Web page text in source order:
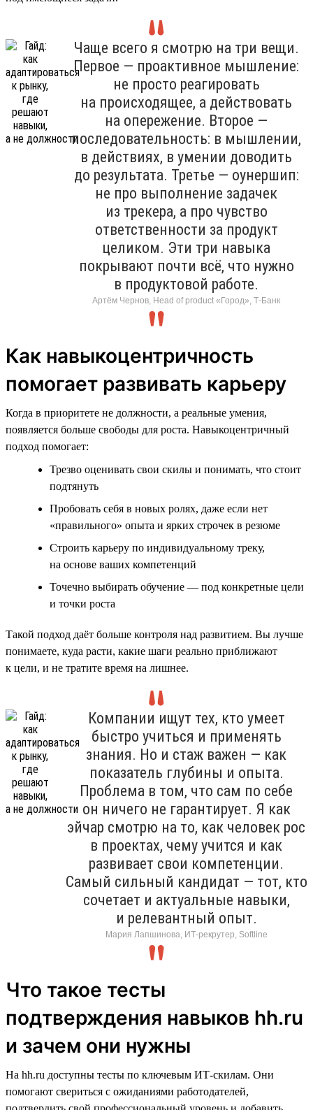
Чаще всего я смотрю на три вещи.
Первое — проактивное мышление:
не просто реагировать
на происходящее, а действовать
на опережение. Второе —
последовательность: в мышлении,
в действиях, в умении доводить
до результата. Третье — оунершип:
не про выполнение задачек
из трекера, а про чувство
ответственности за продукт
целиком. Эти три навыка
покрывают почти всё, что нужно
в продуктовой работе.
Артём Чернов, Head of product «Город», Т-Банк
Как навыкоцентричность
помогает развивать карьеру
Когда в приоритете не должности, а реальные умения,
появляется больше свободы для роста. Навыкоцентричный
подход помогает:
Трезво оценивать свои скилы и понимать, что стоит
подтянуть
Пробовать себя в новых ролях, даже если нет
«правильного» опыта и ярких строчек в резюме
Строить карьеру по индивидуальному треку,
на основе ваших компетенций
Точечно выбирать обучение — под конкретные цели
и точки роста
Такой подход даёт больше контроля над развитием. Вы лучше
понимаете, куда расти, какие шаги реально приближают
к цели, и не тратите время на лишнее.
Компании ищут тех, кто умеет
быстро учиться и применять
знания. Но и стаж важен — как
показатель глубины и опыта.
Проблема в том, что сам по себе
он ничего не гарантирует. Я как
эйчар смотрю на то, как человек рос
в проектах, чему учится и как
развивает свои компетенции.
Самый сильный кандидат — тот, кто
сочетает и актуальные навыки,
и релевантный опыт.
Мария Лапшинова, ИТ-рекрутер, Softline
Что такое тесты
подтверждения навыков hh.ru
и зачем они нужны
На hh.ru доступны тесты по ключевым ИТ-скилам. Они
помогают свериться с ожиданиями работодателей,